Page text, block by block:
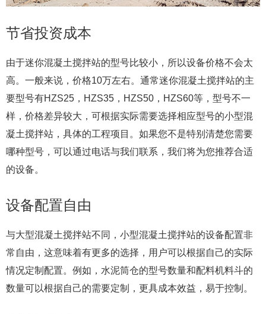
节省投资成本
由于迷你混凝土搅拌站的型号比较小，所以设备价格不会太
高。一般来说，价格10万左右。通常迷你混凝土搅拌站的主
要型号有HZS25，HZS35，HZS50，HZS60等，型号不一
样，价格差异较大，可根据实际需要选择相应型号的小型混
凝土搅拌站，具体的工程项目。如果您不是特别清楚您需要
哪种型号，可以通过电话与我们联系，我们将为您推荐合适
的设备。
设备配置自由
与大型混凝土搅拌站不同，小型混凝土搅拌站的设备配置非
常自由，这意味着有更多的选择，用户可以根据自己的实际
情况定制配置。例如，水泥筒仓的型号数量和配料机料斗的
数量可以根据自己的需要定制，更具成本效益，易于控制。